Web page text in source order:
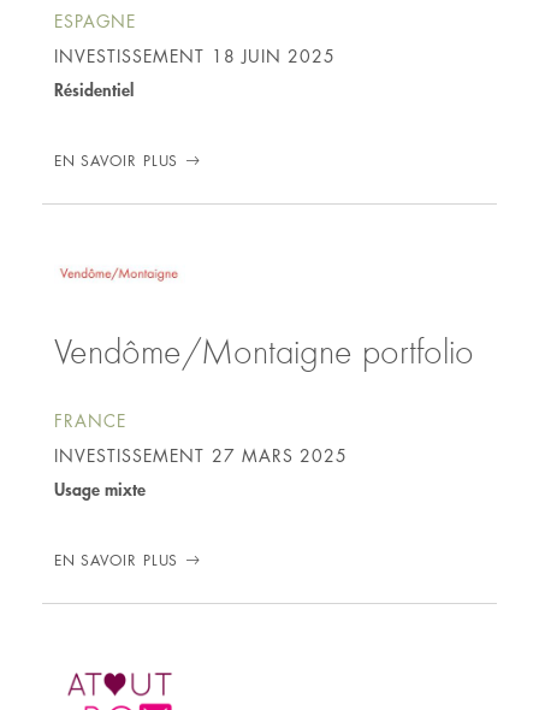
ESPAGNE
INVESTISSEMENT 18 JUIN 2025
Résidentiel
EN SAVOIR PLUS
Vendôme/Montaigne portfolio
FRANCE
INVESTISSEMENT 27 MARS 2025
Usage mixte
EN SAVOIR PLUS